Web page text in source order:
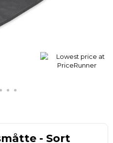
- Sort